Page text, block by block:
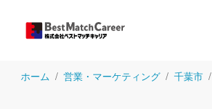
ホーム 営業・マーケティング 千葉市